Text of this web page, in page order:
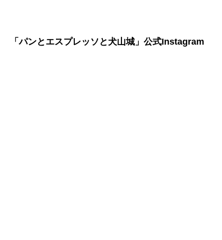
「パンとエスプレッソと犬山城」公式Instagram